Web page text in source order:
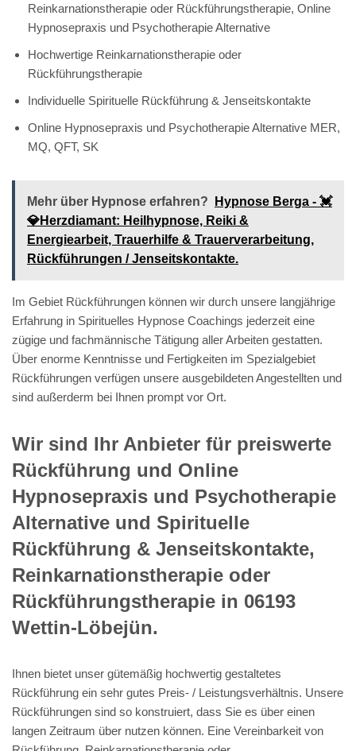
Reinkarnationstherapie oder Rückführungstherapie, Online
Hypnosepraxis und Psychotherapie Alternative
Hochwertige Reinkarnationstherapie oder
Rückführungstherapie
Individuelle Spirituelle Rückführung & Jenseitskontakte
Online Hypnosepraxis und Psychotherapie Alternative MER,
MQ, QFT, SK
Mehr über Hypnose erfahren?
Hypnose Berga - 💓️
💎Herzdiamant: Heilhypnose, Reiki &
Energiearbeit, Trauerhilfe & Trauerverarbeitung,
Rückführungen / Jenseitskontakte.
Im Gebiet Rückführungen können wir durch unsere langjährige
Erfahrung in Spirituelles Hypnose Coachings jederzeit eine
zügige und fachmännische Tätigung aller Arbeiten gestatten.
Über enorme Kenntnisse und Fertigkeiten im Spezialgebiet
Rückführungen verfügen unsere ausgebildeten Angestellten und
sind außerderm bei Ihnen prompt vor Ort.
Wir sind Ihr Anbieter für preiswerte
Rückführung und Online
Hypnosepraxis und Psychotherapie
Alternative und Spirituelle
Rückführung & Jenseitskontakte,
Reinkarnationstherapie oder
Rückführungstherapie in 06193
Wettin-Löbejün.
Ihnen bietet unser gütemäßig hochwertig gestaltetes
Rückführung ein sehr gutes Preis- / Leistungsverhältnis. Unsere
Rückführungen sind so konstruiert, dass Sie es über einen
langen Zeitraum über nutzen können. Eine Vereinbarkeit von